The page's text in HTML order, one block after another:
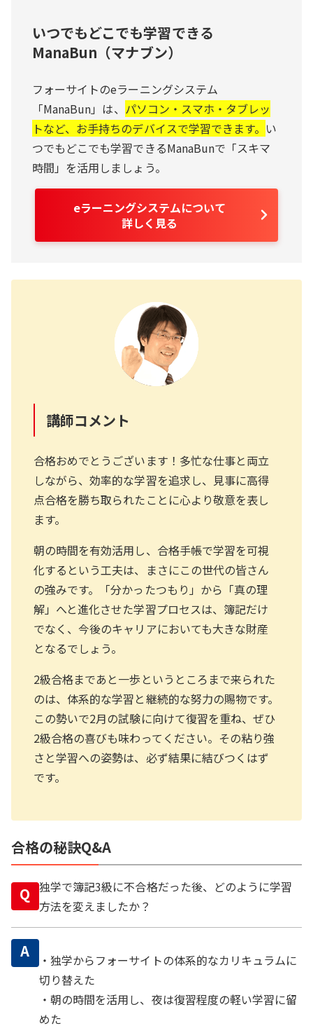
いつでもどこでも学習できる
ManaBun（マナブン）
フォーサイトのeラーニングシステム
「ManaBun」は、 パソコン・スマホ・タブレッ
トなど、お手持ちのデバイスで学習できます。 い
つでもどこでも学習できるManaBunで「スキマ
時間」を活用しましょう。
eラーニングシステムについて
詳しく見る
講師コメント
合格おめでとうございます！多忙な仕事と両立
しながら、効率的な学習を追求し、見事に高得
点合格を勝ち取られたことに心より敬意を表し
ます。
朝の時間を有効活用し、合格手帳で学習を可視
化するという工夫は、まさにこの世代の皆さん
の強みです。「分かったつもり」から「真の理
解」へと進化させた学習プロセスは、簿記だけ
でなく、今後のキャリアにおいても大きな財産
となるでしょう。
2級合格まであと一歩というところまで来られた
のは、体系的な学習と継続的な努力の賜物です。
この勢いで2月の試験に向けて復習を重ね、ぜひ
2級合格の喜びも味わってください。その粘り強
さと学習への姿勢は、必ず結果に結びつくはず
です。
合格の秘訣Q&A
Q
独学で簿記3級に不合格だった後、どのように学習
方法を変えましたか？
A
・独学からフォーサイトの体系的なカリキュラムに
切り替えた
・朝の時間を活用し、夜は復習程度の軽い学習に留
めた